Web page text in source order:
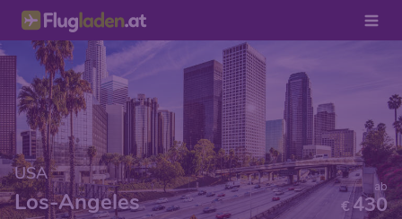
USA
Los-Angeles €430
ab